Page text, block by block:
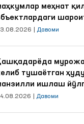
меҳнат
Давоми
тушаётган
ишлаш
Давоми